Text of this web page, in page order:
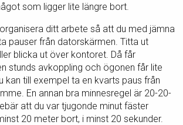
som ligger lite längre bort.
ditt arbete så att du med jämna
pauser från datorskärmen. Titta ut
blicka ut över kontoret. Då får
stunds avkoppling och ögonen får lite
kan till exempel ta en kvarts paus från
En annan bra minnesregel är 20-20-
att du var tjugonde minut fäster
20 meter bort, i minst 20 sekunder.